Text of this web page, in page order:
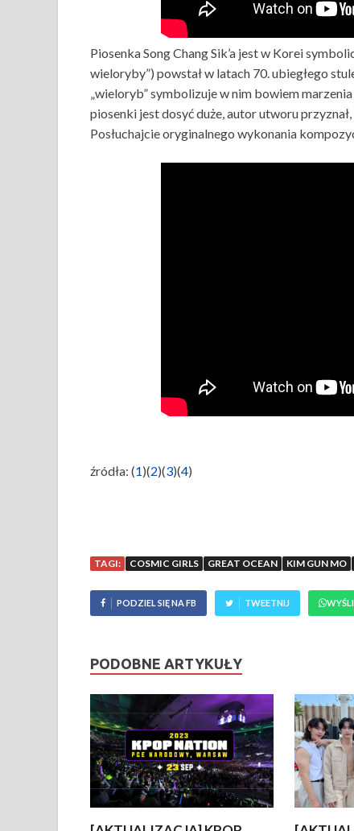
Piosenka Song Chang Sik’a jest w Korei
wieloryby”) powstał w latach 70. ubiegłego
„wieloryb” symbolizuje w nim bowiem
piosenki jest dosyć duże, autor utworu
Posłuchajcie oryginalnego wykonania
źródła: (1)(2)(3)(4)
TAGI: COSMIC GIRLS GREAT OCEAN KIM GUN MO
PODZIEL SIĘ NA FB TWEETNIJ
PODOBNE ARTYKUŁY